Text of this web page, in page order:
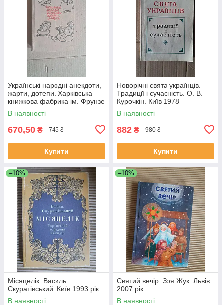
Українські народні анекдоти,
жарти, дотепи. Харківська
книжкова фабрика ім. Фрунзе
В наявності
670,50 ₴ 745 ₴
Купити
Новорічні свята українців.
Традиції і сучасність. О. В.
Курочкін. Київ 1978
В наявності
882 ₴ 980 ₴
Купити
–10%
Місяцелік. Василь
Скуратівський. Київ 1993 рік
В наявності
–10%
Святий вечір. Зоя Жук. Львів
2007 рік
В наявності